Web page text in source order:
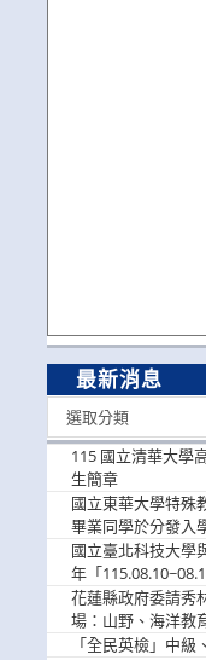
最新消息
選取分類
115 國立清華大學
生簡章
國立東華大學特殊
畢業同學於分發入
國立臺北科技大學
年「
歡迎學生踴躍報名
花蓮縣政府委請秀
場：山野、海洋教
參加
「全民英檢」中